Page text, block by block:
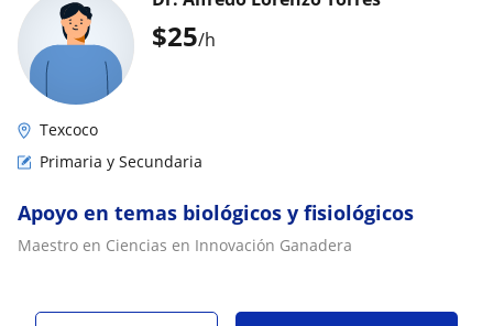
$25/h
Texcoco
Primaria y Secundaria
Apoyo en temas biológicos y fisiológicos
Maestro en Ciencias en Innovación Ganadera